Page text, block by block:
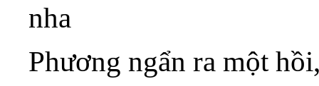
nha
Phương ngẩn ra một